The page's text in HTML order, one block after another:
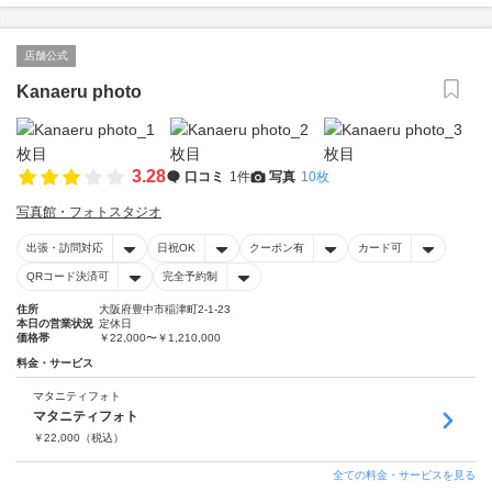
店舗公式
Kanaeru photo
3.28 口コミ 1件 写真 10枚
写真館・フォトスタジオ
出張・訪問対応 日祝OK クーポン有 カード可
QRコード決済可 完全予約制
住所
大阪府豊中市稲津町2-1-23
本日の営業状況 定休日
価格帯
￥22,000〜￥1,210,000
料金・サービス
マタニティフォト
マタニティフォト
￥22,000 （税込）
全ての料金・サービスを見る